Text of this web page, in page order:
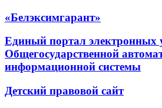
«Белэксимгарант»
Единый портал электронных
Общегосударственной
информационной системы
Детский правовой сайт